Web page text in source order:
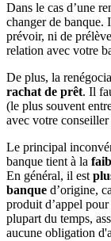
Dans le cas d’une
changer de banque.
prévoir, ni de
relation avec votre
De plus, la
rachat de prêt. Il
(le plus souvent
avec votre conseiller
Le principal
banque tient à la
En général, il est
banque d’origine,
produit d’appel
plupart du temps,
aucune obligation